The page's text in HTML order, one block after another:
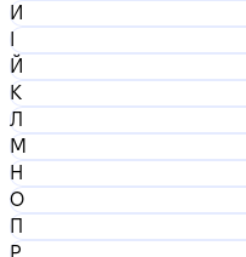
И
І
Й
К
Л
М
Н
О
П
Р